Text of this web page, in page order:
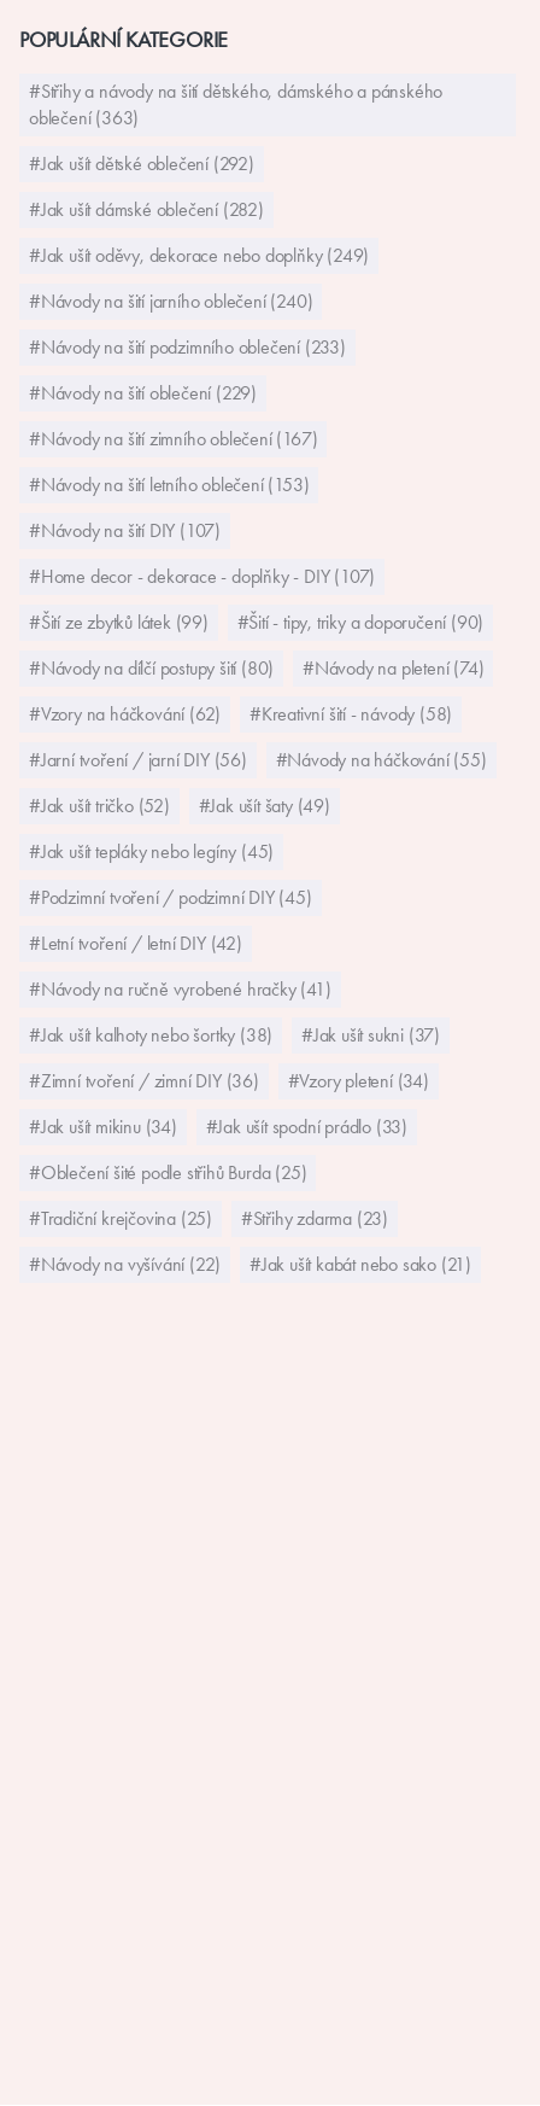
POPULÁRNÍ KATEGORIE
#Střihy a návody na šití dětského, dámského a pánského
oblečení (363)
#Jak ušít dětské oblečení (292)
#Jak ušít dámské oblečení (282)
#Jak ušít oděvy, dekorace nebo doplňky (249)
#Návody na šití jarního oblečení (240)
#Návody na šití podzimního oblečení (233)
#Návody na šití oblečení (229)
#Návody na šití zimního oblečení (167)
#Návody na šití letního oblečení (153)
#Návody na šití DIY (107)
#Home decor - dekorace - doplňky - DIY (107)
#Šití ze zbytků látek (99)
#Šití - tipy, triky a doporučení (90)
#Návody na dílčí postupy šití (80)
#Návody na pletení (74)
#Vzory na háčkování (62)
#Kreativní šití - návody (58)
#Jarní tvoření / jarní DIY (56)
#Návody na háčkování (55)
#Jak ušít tričko (52)
#Jak ušít šaty (49)
#Jak ušít tepláky nebo legíny (45)
#Podzimní tvoření / podzimní DIY (45)
#Letní tvoření / letní DIY (42)
#Návody na ručně vyrobené hračky (41)
#Jak ušít kalhoty nebo šortky (38)
#Jak ušít sukni (37)
#Zimní tvoření / zimní DIY (36)
#Vzory pletení (34)
#Jak ušít mikinu (34)
#Jak ušít spodní prádlo (33)
#Oblečení šité podle střihů Burda (25)
#Tradiční krejčovina (25)
#Střihy zdarma (23)
#Návody na vyšívání (22)
#Jak ušít kabát nebo sako (21)